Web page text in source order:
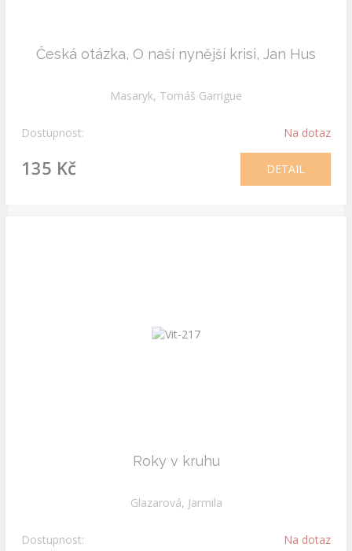
Česká otázka, O naší nynější krisi, Jan Hus
Masaryk, Tomáš Garrigue
Dostupnost: Na dotaz
135 Kč DETAIL
Roky v kruhu
Glazarová, Jarmila
Dostupnost: Na dotaz